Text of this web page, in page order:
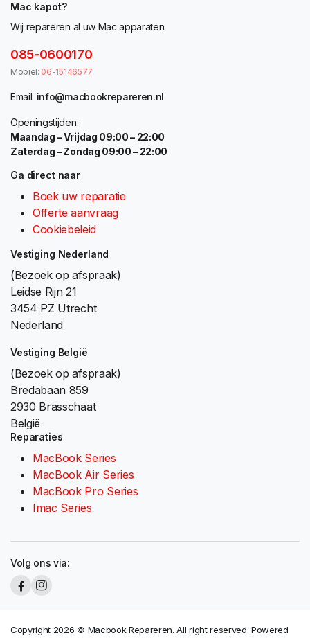
Mac kapot?
Wij repareren al uw Mac apparaten.
085-0600170
Mobiel: 06-15146577
Email: info@macbookrepareren.nl
Openingstijden:
Maandag – Vrijdag 09:00 – 22:00
Zaterdag – Zondag 09:00 – 22:00
Ga direct naar
Boek uw reparatie
Offerte aanvraag
Cookiebeleid
Vestiging Nederland
(Bezoek op afspraak)
Leidse Rijn 21
3454 PZ Utrecht
Nederland
Vestiging België
(Bezoek op afspraak)
Bredabaan 859
2930 Brasschaat
België
Reparaties
MacBook Series
MacBook Air Series
MacBook Pro Series
Imac Series
Volg ons via:
Copyright 2026 © Macbook Repareren. All right reserved. Powered